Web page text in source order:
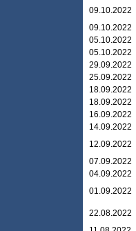
09.10.2022
09.10.2022
05.10.2022
05.10.2022
29.09.2022
25.09.2022
18.09.2022
18.09.2022
16.09.2022
14.09.2022
12.09.2022
07.09.2022
04.09.2022
01.09.2022
22.08.2022